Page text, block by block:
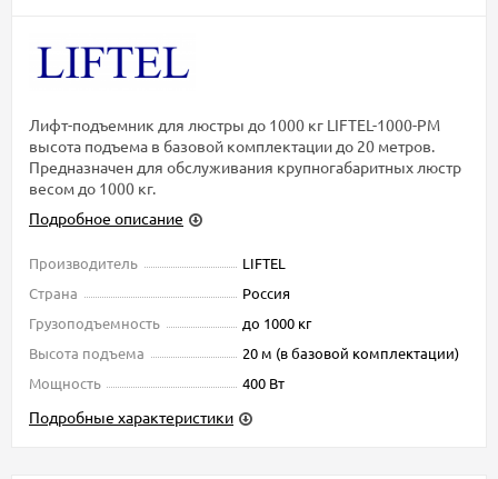
Лифт-подъемник для люстры до 1000 кг LIFTEL-1000-PM
высота подъема в базовой комплектации до 20 метров.
Предназначен для обслуживания крупногабаритных люстр
весом до 1000 кг.
Подробное описание
Производитель
LIFTEL
Страна
Россия
Грузоподъемность
до 1000 кг
Высота подъема
20 м (в базовой комплектации)
Мощность
400 Вт
Подробные характеристики